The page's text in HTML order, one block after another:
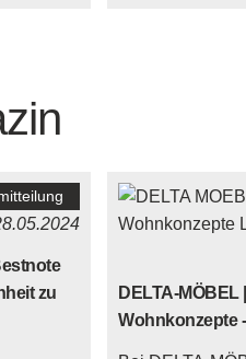
zu
DELTA-
Wohnkonzepte